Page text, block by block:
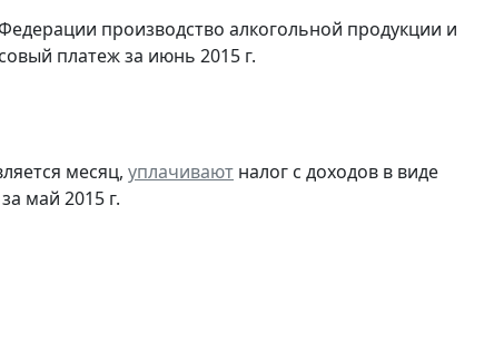
производство алкогольной продукции и
платеж за июнь 2015 г.
месяц, уплачивают налог с доходов в виде
май 2015 г.